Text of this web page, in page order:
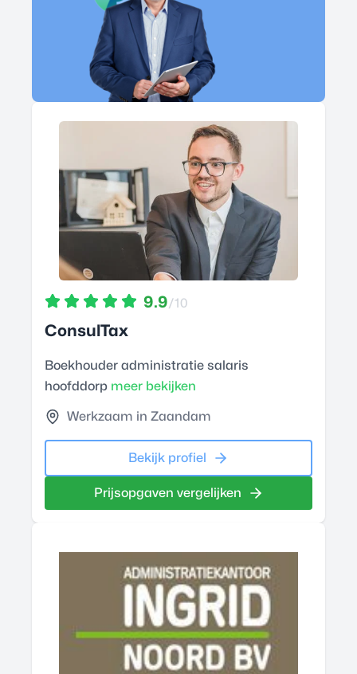
9.9/10
ConsulTax
Boekhouder administratie salaris
hoofddorp meer bekijken
Werkzaam in Zaandam
Bekijk profiel
Prijsopgaven vergelijken